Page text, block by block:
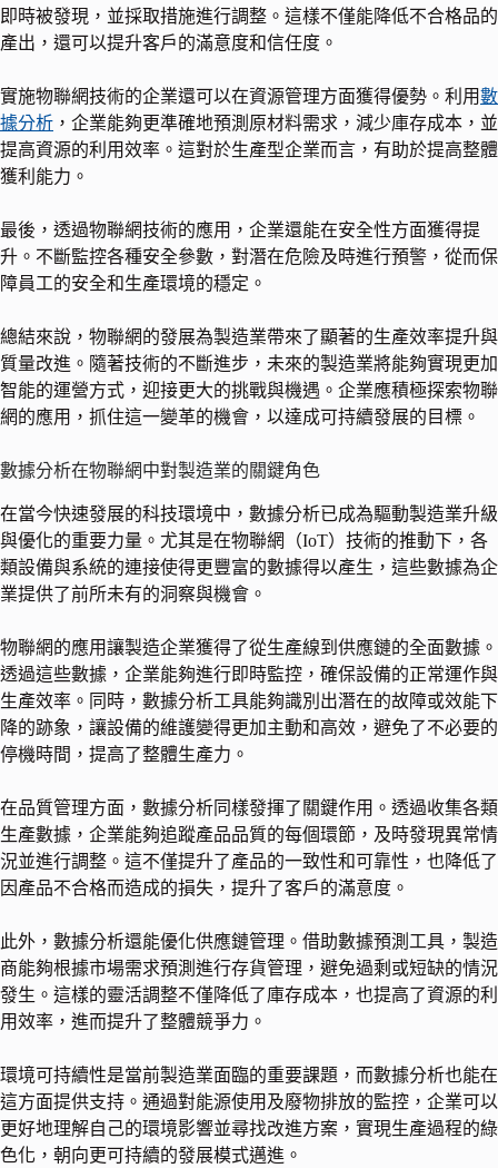
即時被發現，並採取措施進行調整。這樣不僅能降低不合格品的
產出，還可以提升客戶的滿意度和信任度。
實施物聯網技術的企業還可以在資源管理方面獲得優勢。利用數
據分析 ，企業能夠更準確地預測原材料需求，減少庫存成本，並
提高資源的利用效率。這對於生產型企業而言，有助於提高整體
獲利能力。
最後，透過物聯網技術的應用，企業還能在安全性方面獲得提
升。不斷監控各種安全參數，對潛在危險及時進行預警，從而保
障員工的安全和生產環境的穩定。
總結來說，物聯網的發展為製造業帶來了顯著的生產效率提升與
質量改進。隨著技術的不斷進步，未來的製造業將能夠實現更加
智能的運營方式，迎接更大的挑戰與機遇。企業應積極探索物聯
網的應用，抓住這一變革的機會，以達成可持續發展的目標。
數據分析在物聯網中對製造業的關鍵角色
在當今快速發展的科技環境中，數據分析已成為驅動製造業升級
與優化的重要力量。尤其是在物聯網（IoT）技術的推動下，各
類設備與系統的連接使得更豐富的數據得以產生，這些數據為企
業提供了前所未有的洞察與機會。
物聯網的應用讓製造企業獲得了從生產線到供應鏈的全面數據。
透過這些數據，企業能夠進行即時監控，確保設備的正常運作與
生產效率。同時，數據分析工具能夠識別出潛在的故障或效能下
降的跡象，讓設備的維護變得更加主動和高效，避免了不必要的
停機時間，提高了整體生產力。
在品質管理方面，數據分析同樣發揮了關鍵作用。透過收集各類
生產數據，企業能夠追蹤產品品質的每個環節，及時發現異常情
況並進行調整。這不僅提升了產品的一致性和可靠性，也降低了
因產品不合格而造成的損失，提升了客戶的滿意度。
此外，數據分析還能優化供應鏈管理。借助數據預測工具，製造
商能夠根據市場需求預測進行存貨管理，避免過剩或短缺的情況
發生。這樣的靈活調整不僅降低了庫存成本，也提高了資源的利
用效率，進而提升了整體競爭力。
環境可持續性是當前製造業面臨的重要課題，而數據分析也能在
這方面提供支持。通過對能源使用及廢物排放的監控，企業可以
更好地理解自己的環境影響並尋找改進方案，實現生產過程的綠
色化，朝向更可持續的發展模式邁進。